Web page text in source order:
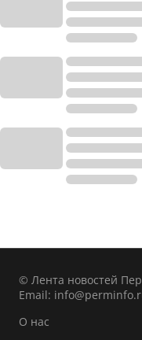
© Лента новостей
Email:
О нас